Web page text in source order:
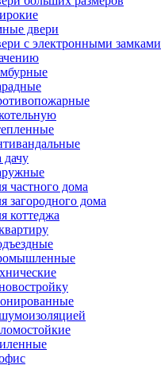
двери
с электронными замками
дачу
частного дома
загородного дома
коттеджа